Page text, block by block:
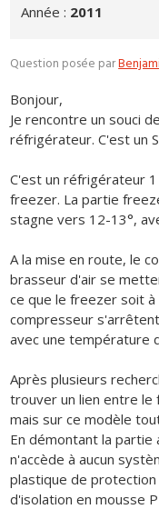
Année : 2011
Question posée par
Bonjour,
Je rencontre un souci
réfrigérateur. C'est un
C'est un réfrigérateur
freezer. La partie
stagne vers 12-13°,
A la mise en route, le
brasseur d'air se
ce que le freezer soit à
compresseur
avec une température
Après plusieurs
trouver un lien entre
mais sur ce modèle
En démontant la
n'accède à aucun
plastique de protection
d'isolation en mousse